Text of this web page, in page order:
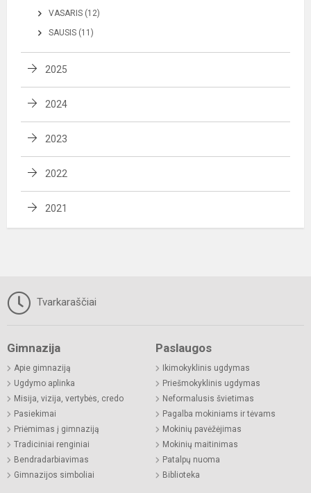
VASARIS (12)
SAUSIS (11)
2025
2024
2023
2022
2021
Tvarkaraščiai
Gimnazija
Apie gimnaziją
Ugdymo aplinka
Misija, vizija, vertybės, credo
Pasiekimai
Priėmimas į gimnaziją
Tradiciniai renginiai
Bendradarbiavimas
Gimnazijos simboliai
Paslaugos
Ikimokyklinis ugdymas
Priešmokyklinis ugdymas
Neformalusis švietimas
Pagalba mokiniams ir tėvams
Mokinių pavėžėjimas
Mokinių maitinimas
Patalpų nuoma
Biblioteka